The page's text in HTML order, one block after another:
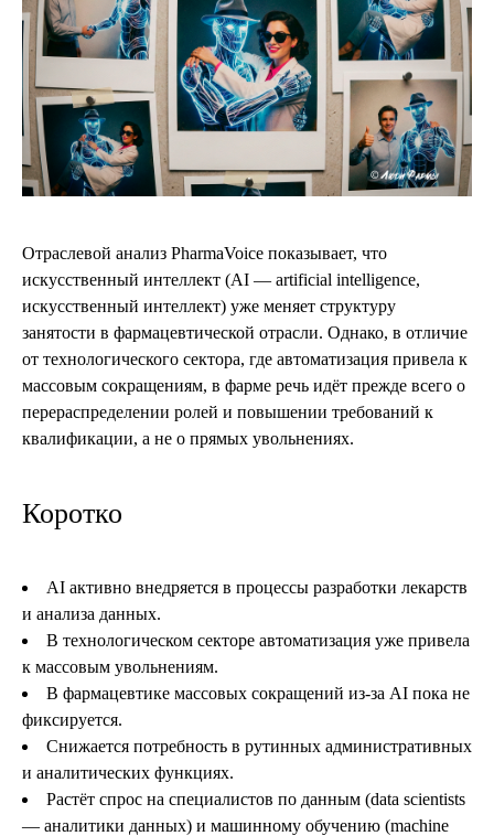
Отраслевой анализ PharmaVoice показывает, что
искусственный интеллект (AI — artificial intelligence,
искусственный интеллект) уже меняет структуру
занятости в фармацевтической отрасли. Однако, в отличие
от технологического сектора, где автоматизация привела к
массовым сокращениям, в фарме речь идёт прежде всего о
перераспределении ролей и повышении требований к
квалификации, а не о прямых увольнениях.
Коротко
AI активно внедряется в процессы разработки лекарств
и анализа данных.
В технологическом секторе автоматизация уже привела
к массовым увольнениям.
В фармацевтике массовых сокращений из-за AI пока не
фиксируется.
Снижается потребность в рутинных административных
и аналитических функциях.
Растёт спрос на специалистов по данным (data scientists
— аналитики данных) и машинному обучению (machine